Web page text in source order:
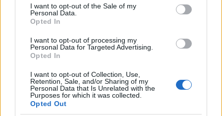
consent section.
I want to opt-out of the Sale of my
Personal Data.
Opted In
I want to opt-out of processing my
Personal Data for Targeted Advertising.
Opted In
I want to opt-out of Collection, Use,
Retention, Sale, and/or Sharing of my
Personal Data that Is Unrelated with the
Purposes for which it was collected.
Opted Out
Ajánlott bejegyzések:
Atlasz, hanyatlasz
Dugótánc